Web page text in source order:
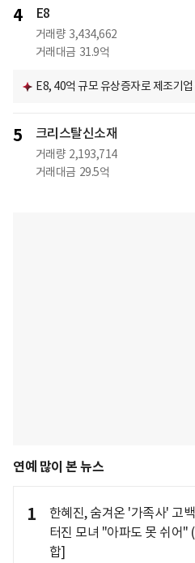
4 E8
거래량 3,434,662
거래대금 31.9억
E8, 40억 규모 유상증자로 제조기업
5 크리스탈신소재
거래량 2,193,714
거래대금 29.5억
연예 많이 본 뉴스
1
한혜진, 숨겨온 '가족사' 고
터진 모녀 "아파도 못 쉬어"
합]